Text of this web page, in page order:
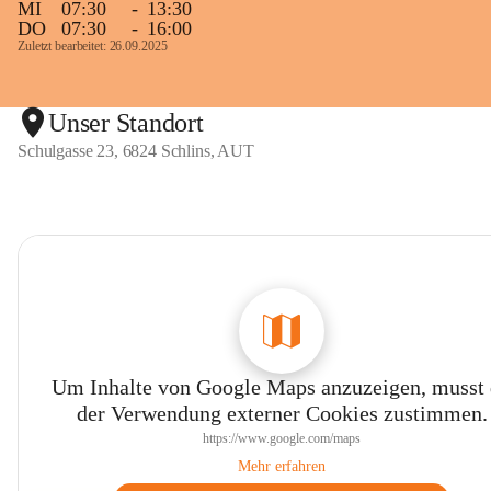
MI 07:30 - 13:30
DO
07:30 - 16:00
Zuletzt bearbeitet: 26.09.2025
Unser Standort
Schulgasse 23, 6824 Schlins, AUT
Um Inhalte von Google Maps anzuzeigen, musst
der Verwendung externer Cookies zustimmen.
https://www.google.com/maps
Mehr erfahren